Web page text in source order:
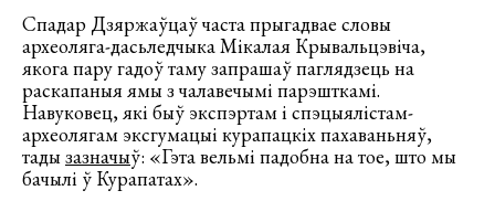
Спадар Дзяржаўцаў часта прыгадвае словы
археоляга-дасьледчыка Мікалая Крывальцэвіча,
якога пару гадоў таму запрашаў паглядзець на
раскапаныя ямы з чалавечымі парэшткамі.
Навуковец, які быў экспэртам і спэцыялістам-
археолягам эксгумацыі курапацкіх пахаваньняў,
тадызазначыў: «Гэта вельмі падобна на тое, што мы
бачылі ў Курапатах».